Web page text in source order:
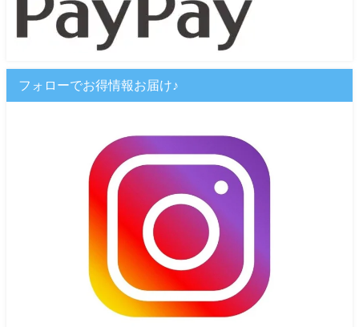
フォローでお得情報お届け♪